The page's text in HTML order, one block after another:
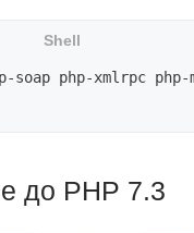
до PHP 7.3